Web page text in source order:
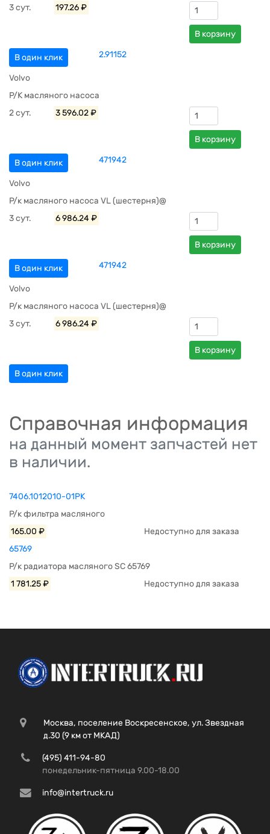
3 сут. 197.26 ₽
В корзину
В один клик 2.91152
Volvo
Р/К масляного насоса
2 сут.
3 596.02 ₽
В корзину
В один клик 471942
Volvo
Р/к масляного насоса VL (шестерня)@
3 сут.
6 986.24 ₽
В корзину
В один клик 471942
Volvo
Р/к масляного насоса VL (шестерня)@
3 сут.
6 986.24 ₽
В корзину
В один клик
Справочная информация
на данный момент запчастей нет
в наличии.
7406.1012010-01РК
Р/к фильтра масляного
165.00 ₽
Недоступно для заказа
65769
Р/к радиатора масляного SC 65769
1 781.25 ₽
Недоступно для заказа
Москва, поселение Воскресенское, ул. Звездная
д.30 (9 км от МКАД)
(495) 411-94-80
понедельник-пятница 9.00-18.00
info@intertruck.ru